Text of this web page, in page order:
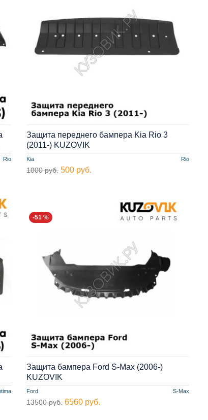
Rio Kia Rio
Защита переднего бампера Kia Rio 3
(2011-) KUZOVIK
1000 руб. 500 руб.
-51 %
Ford S-Max
Защита бампера Ford S-Max (2006-)
KUZOVIK
13500 руб. 6560 руб.